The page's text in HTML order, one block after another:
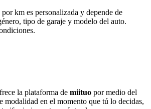
km es personalizada y depende de
tipo de garaje y modelo del auto.
la plataforma de miituo por medio del
modalidad en el momento que tú lo decidas,